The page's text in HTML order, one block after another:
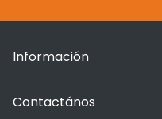
Información
Contactános